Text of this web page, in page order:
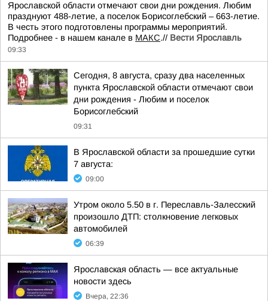
Ярославской области отмечают свои дни рождения. Любим
празднуют 488-летие, а поселок Борисоглебский – 663-летие.
В честь этого подготовлены программы мероприятий.
Подробнее - в нашем канале в МАКС.// Вести Ярославль
09:33
Сегодня, 8 августа, сразу два населенных
пункта Ярославской области отмечают свои
дни рождения - Любим и поселок
Борисоглебский
09:31
В Ярославской области за прошедшие сутки
7 августа:
09:00
Утром около 5.50 в г. Переславль-Залесский
произошло ДТП: столкновение легковых
автомобилей
06:39
Ярославская область — все актуальные
новости здесь
Вчера, 22:36